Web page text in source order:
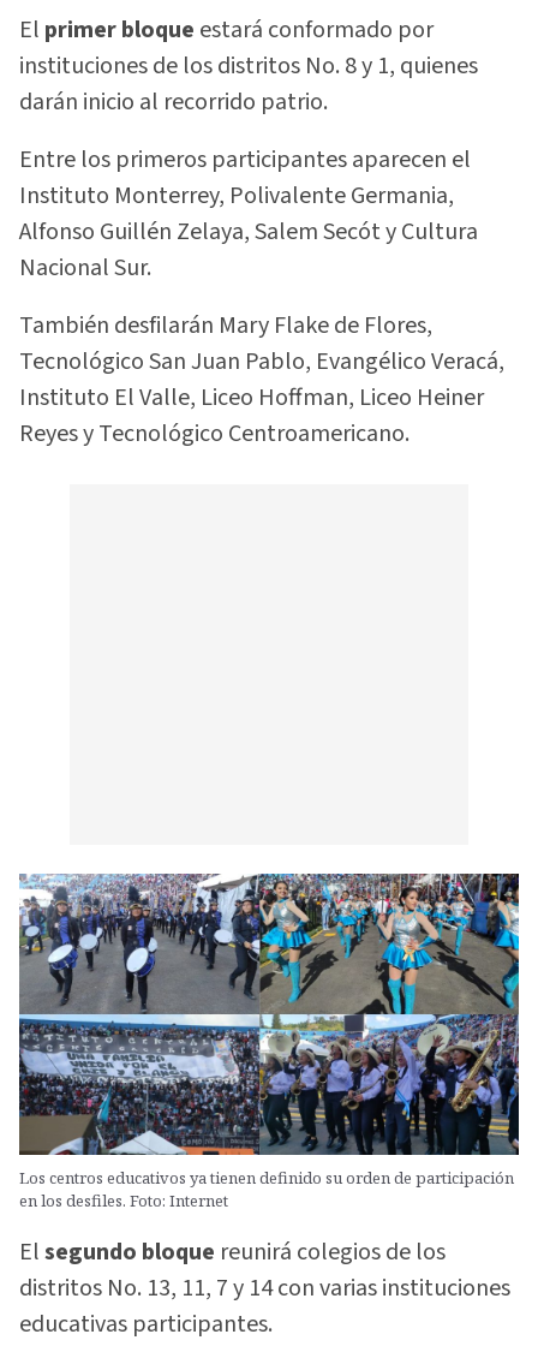
El primer bloque estará conformado por
instituciones de los distritos No. 8 y 1, quienes
darán inicio al recorrido patrio.
Entre los primeros participantes aparecen el
Instituto Monterrey, Polivalente Germania,
Alfonso Guillén Zelaya, Salem Secót y Cultura
Nacional Sur.
También desfilarán Mary Flake de Flores,
Tecnológico San Juan Pablo, Evangélico Veracá,
Instituto El Valle, Liceo Hoffman, Liceo Heiner
Reyes y Tecnológico Centroamericano.
Los centros educativos ya tienen definido su orden de participación
en los desfiles. Foto: Internet
Elsegundo bloque reunirá colegios de los
distritos No. 13, 11, 7 y 14 con varias instituciones
educativas participantes.